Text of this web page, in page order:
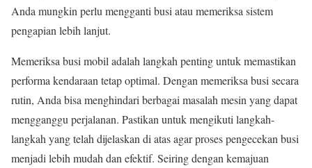
Anda mungkin perlu mengganti busi atau memeriksa sistem
pengapian lebih lanjut.
Memeriksa busi mobil adalah langkah penting untuk memastikan
performa kendaraan tetap optimal. Dengan memeriksa busi secara
rutin, Anda bisa menghindari berbagai masalah mesin yang dapat
mengganggu perjalanan. Pastikan untuk mengikuti langkah-
langkah yang telah dijelaskan di atas agar proses pengecekan busi
menjadi lebih mudah dan efektif. Seiring dengan kemajuan